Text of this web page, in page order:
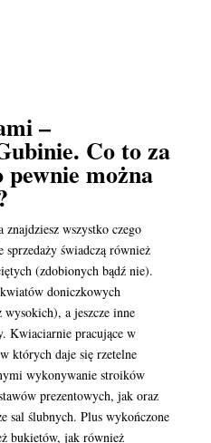
–
Co to za
można
wszystko czego
sprzedaży świadczą również
(zdobionych bądź nie).
doniczkowych
a jeszcze inne
Kwiaciarnie pracujące w
których daje się rzetelne
wykonywanie stroików
prezentowych, jak oraz
sal ślubnych. Plus wykończone
bukietów, jak również